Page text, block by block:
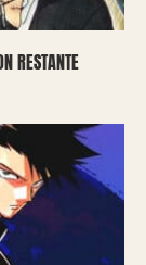
RESTANTE